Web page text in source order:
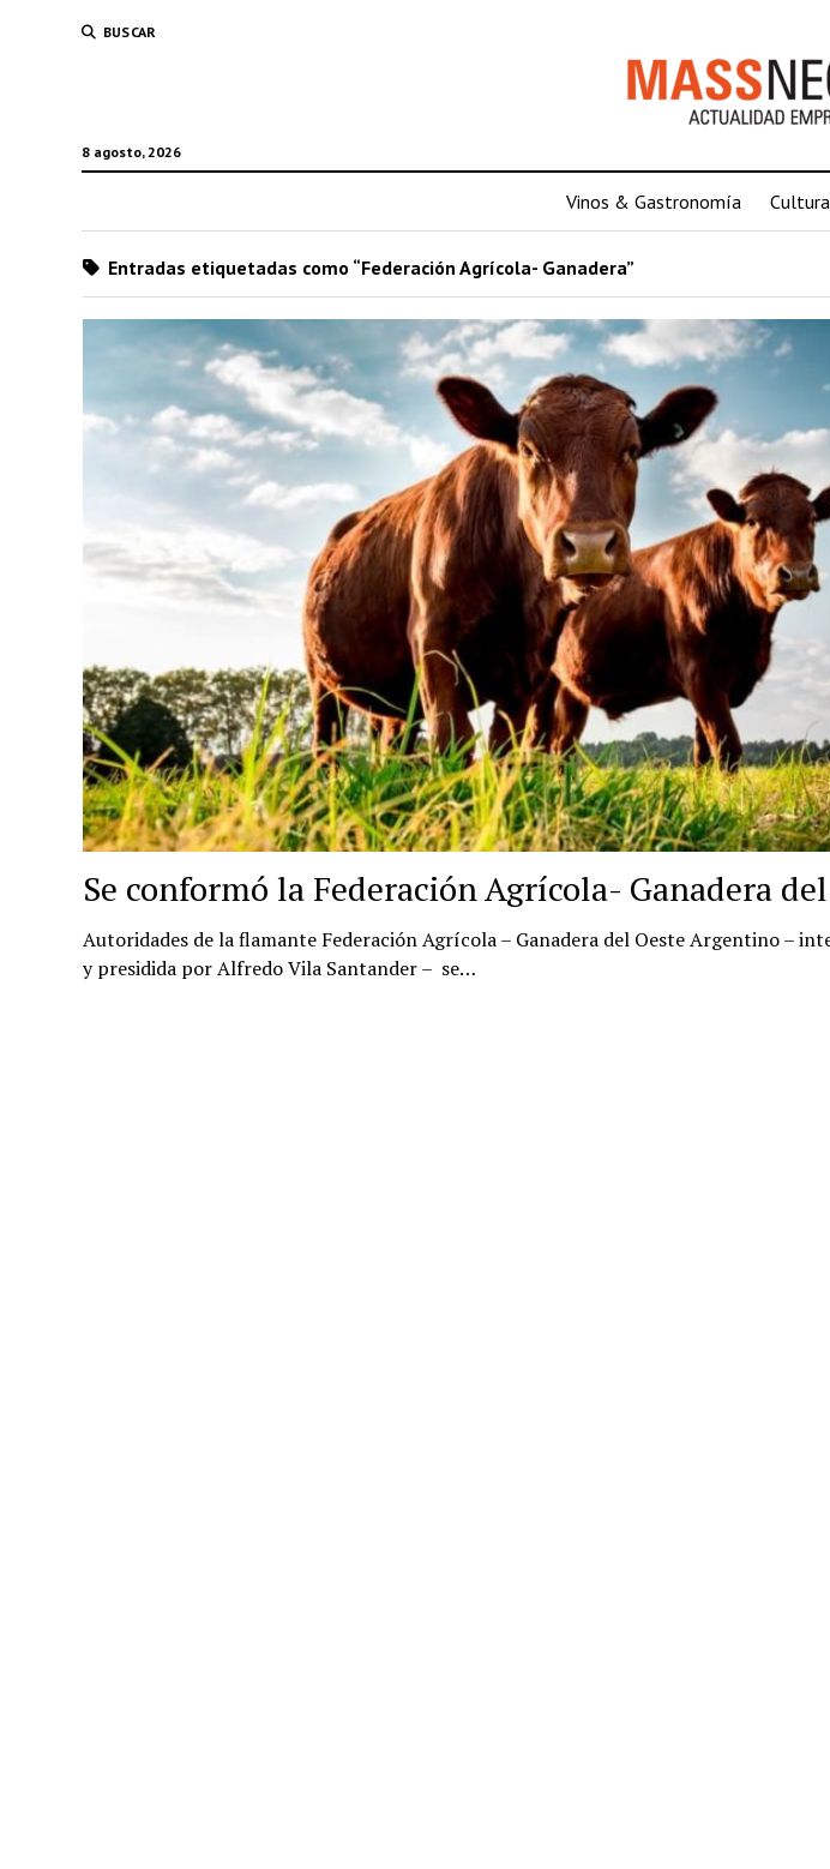
BUSCAR
8 agosto, 2026
Vinos & Gastronomía
Entradas etiquetadas como “Federación Agrícola- Ganadera”
Se conformó la Federación Agrícola- Ganadera
Autoridades de la flamante Federación Agrícola – Ganadera del Oeste Argentino –
y presidida por Alfredo Vila Santander – se…